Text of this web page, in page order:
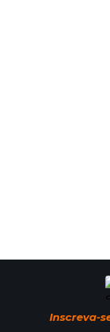
Inscreva-